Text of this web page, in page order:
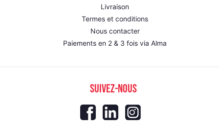
Livraison
Termes et conditions
Nous contacter
Paiements en 2 & 3 fois via Alma
SUIVEZ-NOUS